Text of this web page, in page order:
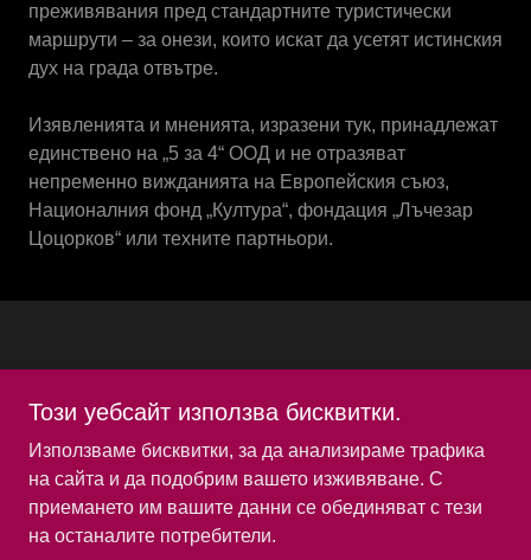
преживявания пред стандартните туристически
маршрути – за онези, които искат да усетят истинския
дух на града отвътре.
Изявленията и мненията, изразени тук, принадлежат
единствено на „5 за 4“ ООД и не отразяват
непременно вижданията на Европейския съюз,
Националния фонд „Култура“, фондация „Лъчезар
Цоцорков“ или техните партньори.
Copyright © 2025 Fantasy The Non-Museum. All Rights
Reserved.
Този уебсайт използва бисквитки.
Използваме бисквитки, за да анализираме трафика
на сайта и да подобрим вашето изживяване. С
приемането им вашите данни се обединяват с тези
на останалите потребители.